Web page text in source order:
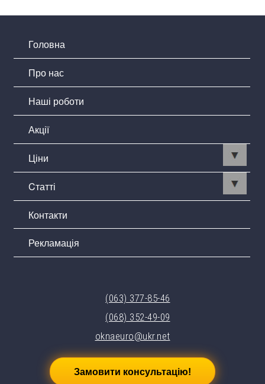
Головна
Про нас
Наші роботи
Акції
Ціни
Cтатті
Контакти
Рекламація
Замовити консультацію!
(063) 377-85-46
(068) 352-49-09
oknaeuro@ukr.net